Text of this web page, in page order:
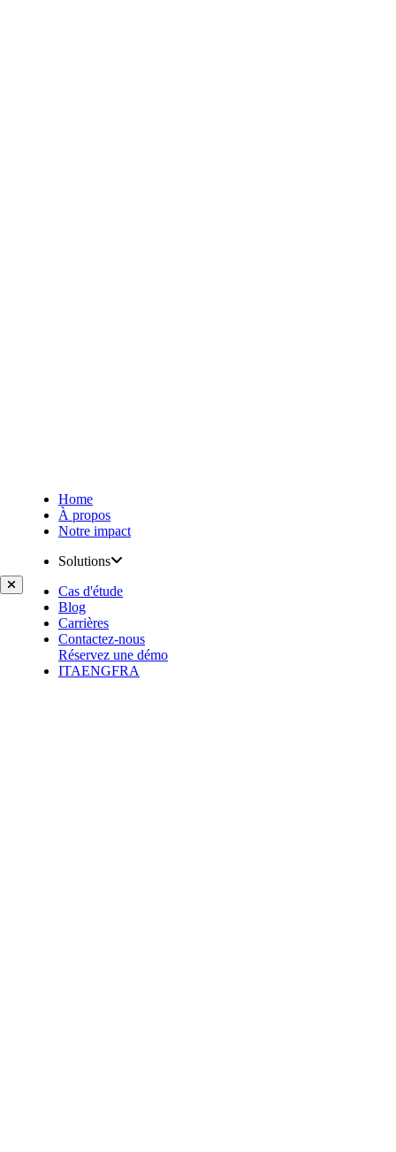
Home
À propos
Notre impact
Solutions
Cas d'étude
Blog
Carrières
Contactez-nous
Réservez une démo
ITAENGFRA